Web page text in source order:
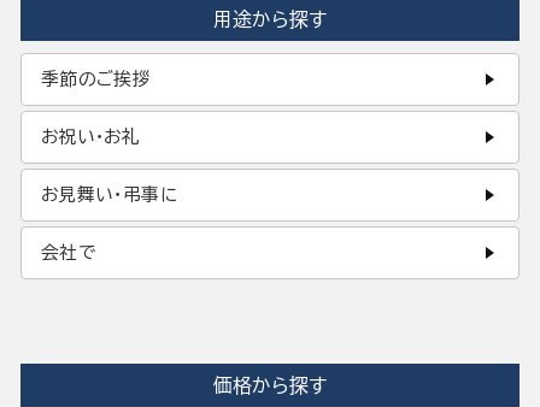
用途から探す
季節のご挨拶
お祝い・お礼
お見舞い・弔事に
会社で
価格から探す